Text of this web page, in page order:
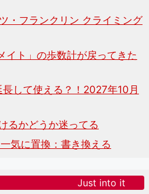
・フランクリン クライミング
イト」の歩数計が戻ってきた
して使える？！2027年10月
るかどうか迷ってる
気に置換：書き換える
Just into it